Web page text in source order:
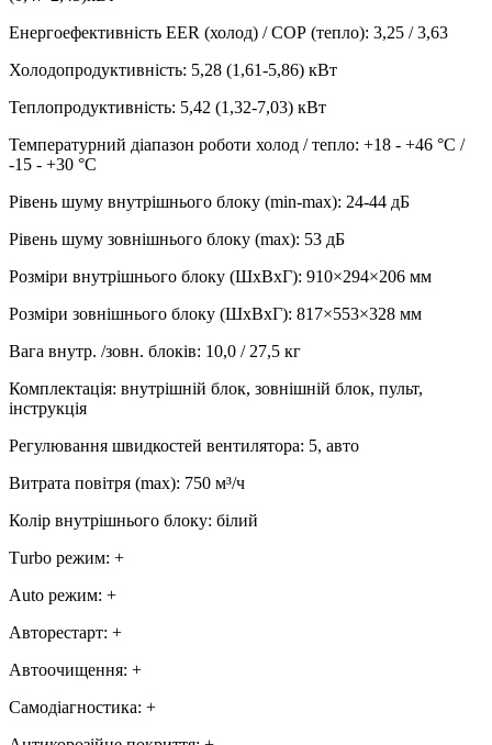
Енергоефективність EER (холод) / СОР (тепло): 3,25 / 3,63
Холодопродуктивність: 5,28 (1,61-5,86) кВт
Теплопродуктивність: 5,42 (1,32-7,03) кВт
Температурний діапазон роботи холод / тепло: +18 - +46 °С /
-15 - +30 °С
Рівень шуму внутрішнього блоку (min-max): 24-44 дБ
Рівень шуму зовнішнього блоку (max): 53 дБ
Розміри внутрішнього блоку (ШхВхГ): 910×294×206 мм
Розміри зовнішнього блоку (ШхВхГ): 817×553×328 мм
Вага внутр. /зовн. блоків: 10,0 / 27,5 кг
Комплектація: внутрішній блок, зовнішній блок, пульт,
інструкція
Регулювання швидкостей вентилятора: 5, авто
Витрата повітря (max): 750 м³/ч
Колір внутрішнього блоку: білий
Тurbo режим: +
Аuto режим: +
Авторестарт: +
Автоочищення: +
Самодіагностика: +